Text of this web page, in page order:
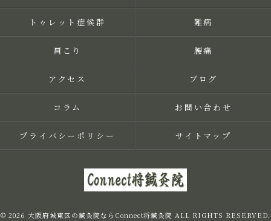
トゥレット症候群 難病
肩こり 腰痛
アクセス ブログ
コラム お問い合わせ
プライバシーポリシー サイトマップ
© 2026 大阪府城東区の鍼灸院ならConnect将鍼灸院 ALL RIGHTS RESERVED.